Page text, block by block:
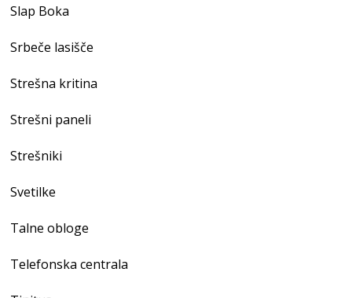
Slap Boka
Srbeče lasišče
Strešna kritina
Strešni paneli
Strešniki
Svetilke
Talne obloge
Telefonska centrala